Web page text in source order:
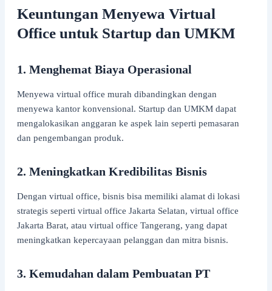
Keuntungan Menyewa Virtual
Office untuk Startup dan UMKM
1. Menghemat Biaya Operasional
Menyewa virtual office murah dibandingkan dengan
menyewa kantor konvensional. Startup dan UMKM dapat
mengalokasikan anggaran ke aspek lain seperti pemasaran
dan pengembangan produk.
2. Meningkatkan Kredibilitas Bisnis
Dengan virtual office, bisnis bisa memiliki alamat di lokasi
strategis seperti virtual office Jakarta Selatan, virtual office
Jakarta Barat, atau virtual office Tangerang, yang dapat
meningkatkan kepercayaan pelanggan dan mitra bisnis.
3. Kemudahan dalam Pembuatan PT